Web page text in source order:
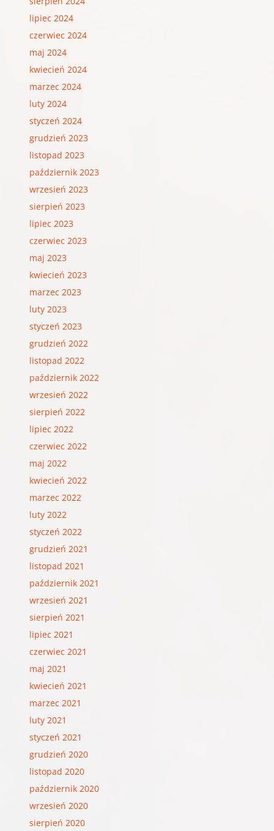
lipiec 2024
czerwiec 2024
maj 2024
kwiecień 2024
marzec 2024
luty 2024
styczeń 2024
grudzień 2023
listopad 2023
październik 2023
wrzesień 2023
sierpień 2023
lipiec 2023
czerwiec 2023
maj 2023
kwiecień 2023
marzec 2023
luty 2023
styczeń 2023
grudzień 2022
listopad 2022
październik 2022
wrzesień 2022
sierpień 2022
lipiec 2022
czerwiec 2022
maj 2022
kwiecień 2022
marzec 2022
luty 2022
styczeń 2022
grudzień 2021
listopad 2021
październik 2021
wrzesień 2021
sierpień 2021
lipiec 2021
czerwiec 2021
maj 2021
kwiecień 2021
marzec 2021
luty 2021
styczeń 2021
grudzień 2020
listopad 2020
październik 2020
wrzesień 2020
sierpień 2020